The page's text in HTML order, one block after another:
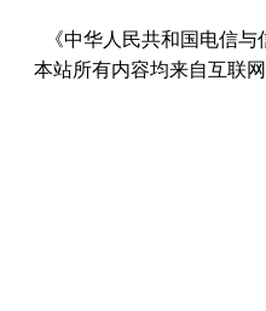
《中华人民共和国电信
本站所有内容均来自互联